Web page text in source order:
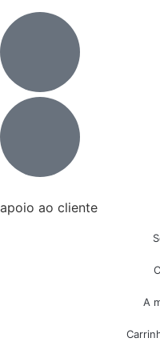
apoio ao cliente
A